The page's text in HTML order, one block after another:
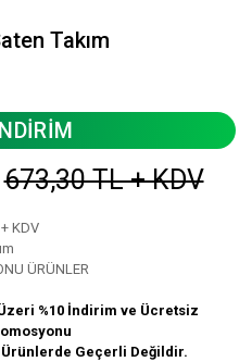
Takım
673,30 TL + KDV
KDV
ÜRÜNLER
%10 İndirim ve Ücretsiz
Geçerli Değildir.